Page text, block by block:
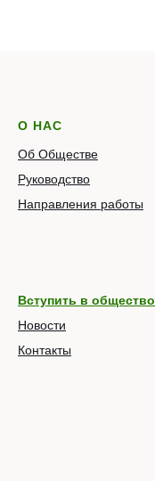
О НАС
Об Обществе
Руководство
Направления работы
Вступить в общество
Новости
Контакты